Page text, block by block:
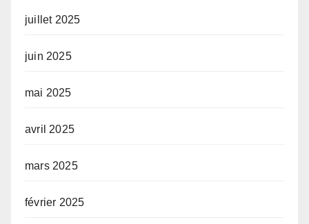
juillet 2025
juin 2025
mai 2025
avril 2025
mars 2025
février 2025